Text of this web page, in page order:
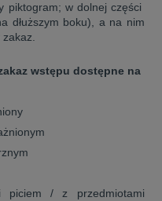
piktogram; w dolnej części
dłuższym boku), a na nim
wstępu dostępne na
piciem / z przedmiotami